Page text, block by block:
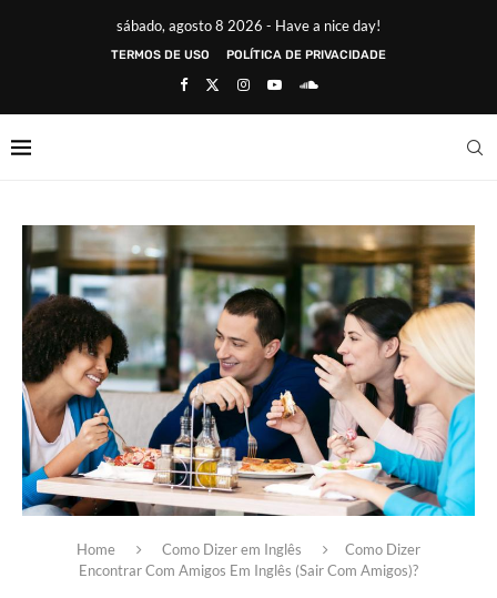
sábado, agosto 8 2026 - Have a nice day!
TERMOS DE USO POLÍTICA DE PRIVACIDADE
Home Como Dizer em Inglês
Como Dizer
Encontrar Com Amigos Em Inglês (Sair Com Amigos)?